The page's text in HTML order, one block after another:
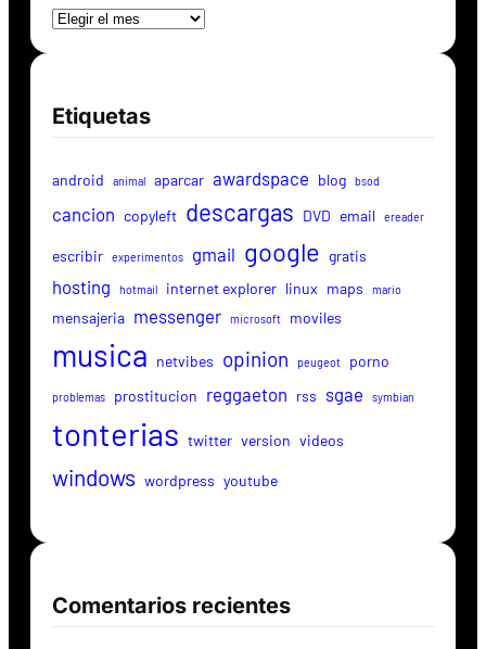
Etiquetas
android animal aparcar awardspace blog bsod
cancion copyleft descargas DVD email ereader
escribir experimentos gmail google gratis
hosting hotmail internet explorer linux maps mario
mensajeria messenger microsoft moviles
musica netvibes opinion peugeot porno
problemas prostitucion reggaeton rss sgae symbian
tonterias twitter version videos
windows wordpress youtube
Comentarios recientes